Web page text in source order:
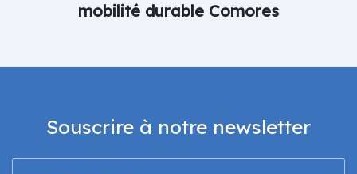
mobilité durable Comores
Souscrire à notre newsletter